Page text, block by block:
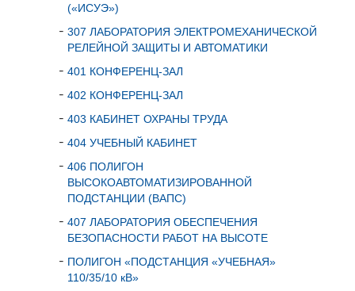
(«ИСУЭ»)
307 ЛАБОРАТОРИЯ ЭЛЕКТРОМЕХАНИЧЕСКОЙ
РЕЛЕЙНОЙ ЗАЩИТЫ И АВТОМАТИКИ
401 КОНФЕРЕНЦ-ЗАЛ
402 КОНФЕРЕНЦ-ЗАЛ
403 КАБИНЕТ ОХРАНЫ ТРУДА
404 УЧЕБНЫЙ КАБИНЕТ
406 ПОЛИГОН
ВЫСОКОАВТОМАТИЗИРОВАННОЙ
ПОДСТАНЦИИ (ВАПС)
407 ЛАБОРАТОРИЯ ОБЕСПЕЧЕНИЯ
БЕЗОПАСНОСТИ РАБОТ НА ВЫСОТЕ
ПОЛИГОН «ПОДСТАНЦИЯ «УЧЕБНАЯ»
110/35/10 кВ»